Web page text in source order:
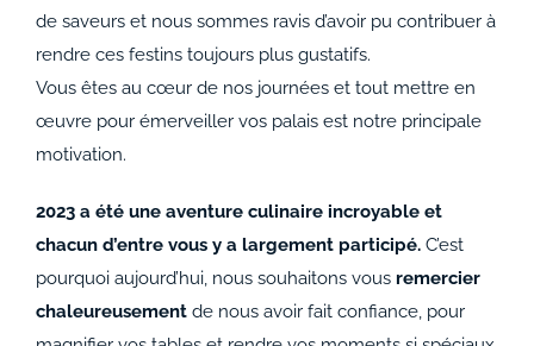
de saveurs et nous sommes ravis d’avoir pu contribuer à
rendre ces festins toujours plus gustatifs.
Vous êtes au cœur de nos journées et tout mettre en
œuvre pour émerveiller vos palais est notre principale
motivation.
2023 a été une aventure culinaire incroyable et
chacun d’entre vous y a largement participé.C’est
pourquoi aujourd’hui, nous souhaitons vous remercier
chaleureusementde nous avoir fait confiance, pour